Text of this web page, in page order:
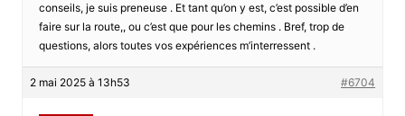
conseils, je suis preneuse . Et tant qu’on y est, c’est possible d’en
faire sur la route,, ou c’est que pour les chemins . Bref, trop de
questions, alors toutes vos expériences m’interressent .
2 mai 2025 à 13h53 #6704